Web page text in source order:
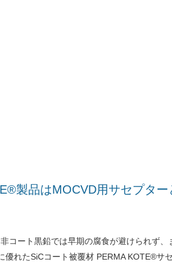
製品はMOCVD用サセプター
コート黒鉛では早期の腐食が避けられず、
れたSiCコート被覆材 PERMA KOTE®サ